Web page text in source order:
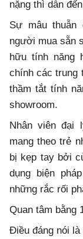
nặng thì dẫn
Sự mâu
người mua sẵn
hữu tính năng
chính các trung
thầm tắt tính
showroom.
Nhân viên đại
mang theo trẻ
bị kẹp tay bởi
dụng biện
những rắc rối
Quan tâm bằng
Điều đáng nói